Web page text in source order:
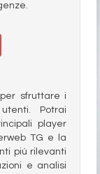
sfruttare i
Potrai
player
TG e la
più rilevanti
e analisi